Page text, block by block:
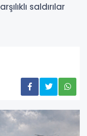
saldırılar